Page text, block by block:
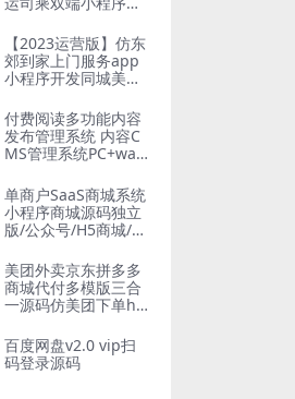
【2023运营版】仿东
郊到家上门服务app
小程序开发同城美容
A技师派单源码
付费阅读多功能内容
发布管理系统 内容C
MS管理系统PC+wap
单商户SaaS商城系统
小程序商城源码独立
版/公众号/H5商城/DI
团/秒杀
美团外卖京东拼多多
商城代付多模版三合
一源码仿美团下单h5
付小程序
百度网盘v2.0 vip扫
码登录源码